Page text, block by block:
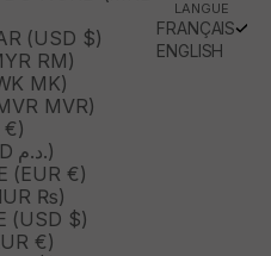
(USD $)
RM)
MK)
MVR)
€)
MAROC (MAD د.م.)
(EUR €)
₨)
(USD $)
€)
LANGUE
FRANÇAIS
ENGLISH